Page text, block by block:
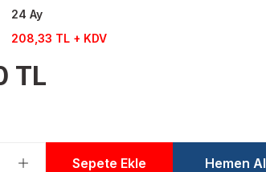
24 Ay
208,33 TL + KDV
TL
Sepete Ekle Hemen Al